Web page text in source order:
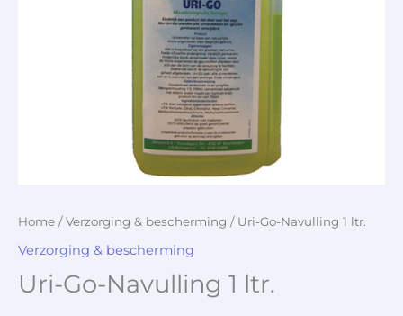
Home /Verzorging & bescherming / Uri-Go-Navulling 1 ltr.
Verzorging & bescherming
Uri-Go-Navulling 1 ltr.